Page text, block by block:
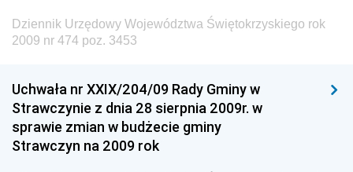
Dziennik Urzędowy Ministra Edukacji
Dziennik Urzędowy Ministra Przemysłu
Dziennik Urzędowy Ministra Finansów i Gospodarki
Dziennik Urzędowy Ministra do Spraw Unii
Dziennik Urzędowy Województwa Świętokrzyskiego rok
2009 nr 474 poz. 3453
Uchwała nr XXIX/204/09 Rady Gminy w
Strawczynie z dnia 28 sierpnia 2009r. w
sprawie zmian w budżecie gminy
Strawczyn na 2009 rok